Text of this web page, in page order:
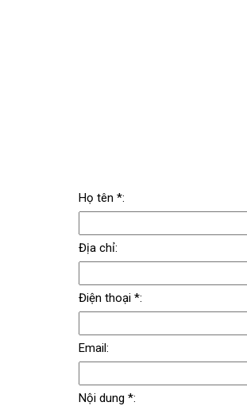
Họ tên *:
Địa chỉ:
Điện thoại *:
Email:
Nội dung *: